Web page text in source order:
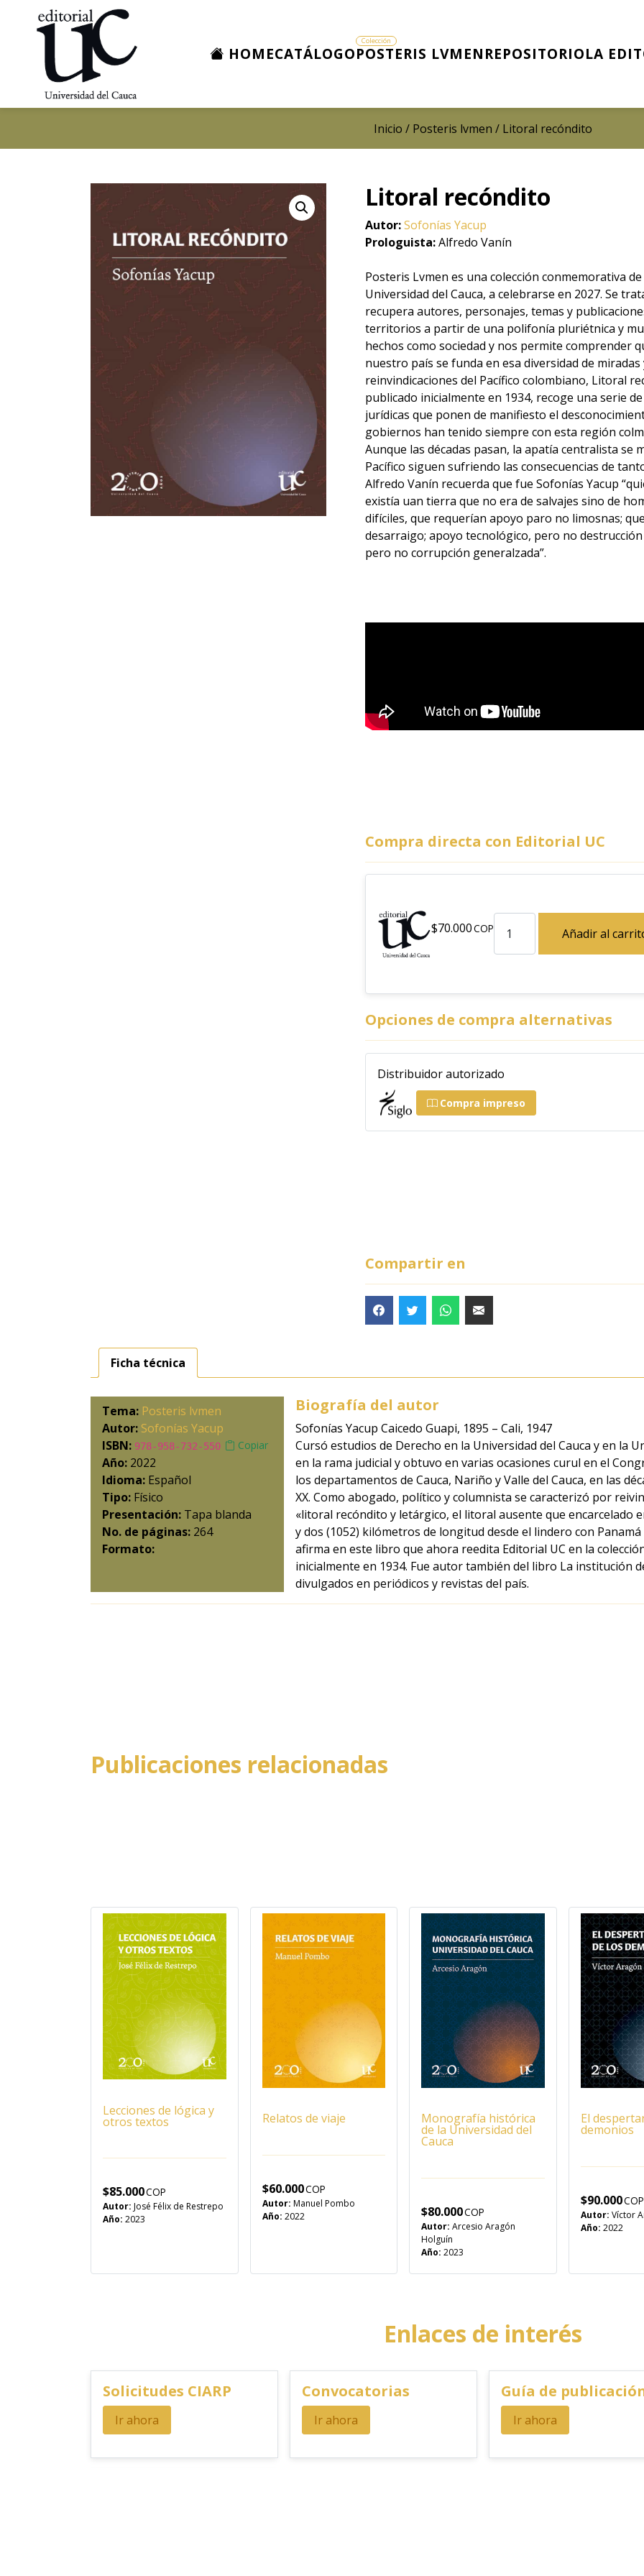
HOMECATÁLOGOPOSTERIS LVMENREPOSITORIOLA
Inicio / Posteris lvmen / Litoral recóndito
Litoral recóndito
Autor:Sofonías Yacup
Prologuista:Alfredo Vanín
Posteris Lvmen es una colección conmemorativa
Universidad del Cauca, a celebrarse en 2027. Se
recupera autores, personajes, temas y
territorios a partir de una polifonía pluriétnica y
hechos como sociedad y nos permite comprender
nuestro país se funda en esa diversidad de
reinvindicaciones del Pacífico colombiano, Litoral
publicado inicialmente en 1934, recoge una serie
jurídicas que ponen de manifiesto el
gobiernos han tenido siempre con esta región
Aunque las décadas pasan, la apatía centralista
Pacífico siguen sufriendo las consecuencias de
Alfredo Vanín recuerda que fue Sofonías Yacup
existía uan tierra que no era de salvajes sino de
difíciles, que requerían apoyo paro no limosnas;
desarraigo; apoyo tecnológico, pero no
pero no corrupción generalzada”.
Compra directa con Editorial UC
$70.000
Añadir al
Opciones de compra alternativas
Distribuidor autorizado
Compra impreso
Compartir en
Ficha técnica
Tema: Posteris lvmen
Autor: Sofonías Yacup
ISBN: 978-958-732-550-8 Copiar
Año: 2022
Idioma: Español
Tipo: Físico
Presentación: Tapa blanda
No. de páginas: 264
Formato:
Biografía del autor
Sofonías Yacup Caicedo Guapi, 1895 – Cali, 1947
Cursó estudios de Derecho en la Universidad del Cauca y en la
en la rama judicial y obtuvo en varias ocasiones curul en el
los departamentos de Cauca, Nariño y Valle del Cauca, en las
XX. Como abogado, político y columnista se caracterizó por
«litoral recóndito y letárgico, el litoral ausente que encarcelado
y dos (1052) kilómetros de longitud desde el lindero con
afirma en este libro que ahora reedita Editorial UC en la
inicialmente en 1934. Fue autor también del libro La institución
divulgados en periódicos y revistas del país.
Publicaciones relacionadas
Lecciones de lógica y
otros textos
$85.000
Autor: José Félix de Restrepo
Año: 2023
Relatos de viaje
$60.000
Autor: Manuel Pombo
Año: 2022
Monografía histórica
de la Universidad del
Cauca
$80.000
Autor: Arcesio Aragón
Holguín
Año:2023
El
demonios
$90.000
Autor: Víctor
Año: 2022
Enlaces de interés
Solicitudes CIARP
Ir ahora
Convocatorias
Ir ahora
Guía de
Ir ahora